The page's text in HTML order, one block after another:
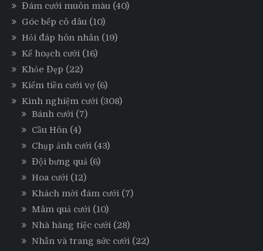
Đám cưới muôn màu (40)
Góc bếp cô dâu (10)
Hỏi đáp hôn nhân (19)
Kế hoạch cưới (16)
Khỏe Đẹp (22)
Kiếm tiền cưới vợ (6)
Kinh nghiệm cưới (308)
Bánh cưới (7)
Cầu Hôn (4)
Chụp ảnh cưới (43)
Đội bưng quả (6)
Hoa cưới (12)
Khách mời đám cưới (7)
Mâm quả cưới (10)
Nhà hàng tiệc cưới (28)
Nhẫn và trang sức cưới (22)